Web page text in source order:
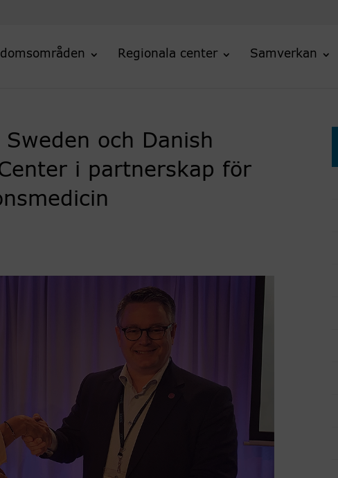
Regionala center Samverkan
och Danish
i partnerskap för